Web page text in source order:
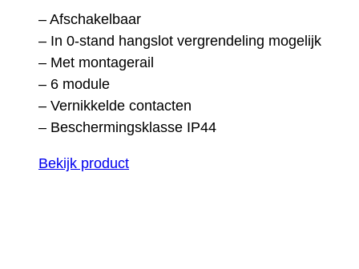
– Afschakelbaar
– In 0-stand hangslot vergrendeling mogelijk
– Met montagerail
– 6 module
– Vernikkelde contacten
– Beschermingsklasse IP44
Bekijk product